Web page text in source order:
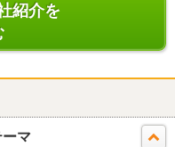
紹介を
マ